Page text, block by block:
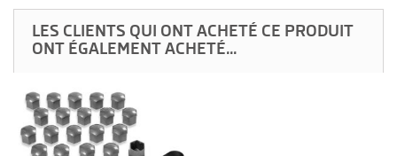
LES CLIENTS QUI ONT ACHETÉ CE PRODUIT
ONT ÉGALEMENT ACHETÉ...